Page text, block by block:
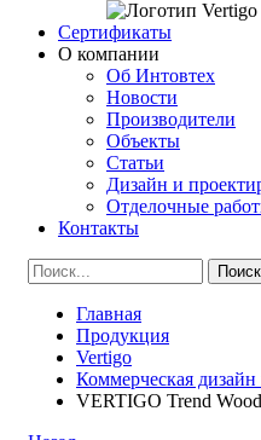
Сертификаты
О компании
Об Интовтех
Новости
Производители
Объекты
Статьи
Дизайн и
Отделочные
Контакты
Главная
Продукция
Vertigo
Коммерческая дизайн
VERTIGO Trend